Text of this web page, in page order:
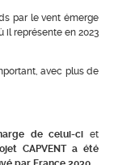
par le vent émerge
il représente en 2023
avec plus de
de celui-ci et
CAPVENT a été